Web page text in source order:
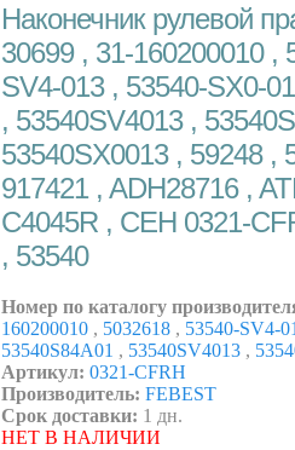
Наконечник рулевой
30699 , 31-160200010 ,
SV4-013 , 53540-SX0-
, 53540SV4013 ,
53540SX0013 , 59248 ,
917421 , ADH28716 ,
C4045R , CEH 0321-
, 53540
Номер по каталогу
160200010 , 5032618 , 53540-SV4-
53540S84A01 , 53540SV4013 ,
Артикул: 0321-CFRH
Производитель: FEBEST
Срок доставки: 1 дн.
НЕТ В НАЛИЧИИ